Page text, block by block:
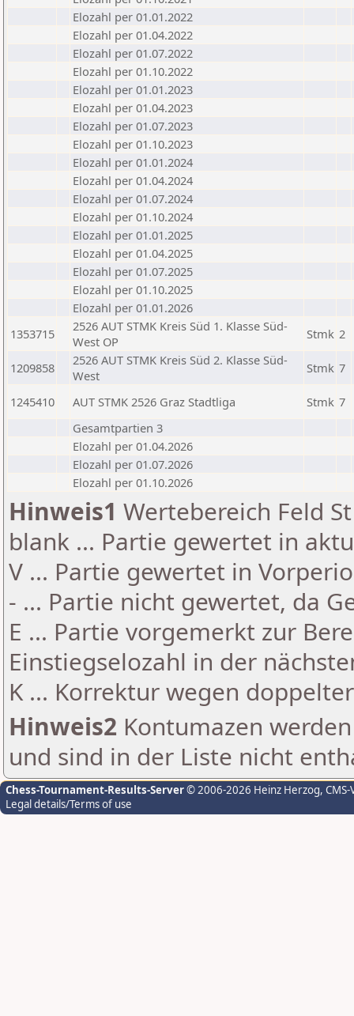
Elozahl per 01.01.2022
Elozahl per 01.04.2022
Elozahl per 01.07.2022
Elozahl per 01.10.2022
Elozahl per 01.01.2023
Elozahl per 01.04.2023
Elozahl per 01.07.2023
Elozahl per 01.10.2023
Elozahl per 01.01.2024
Elozahl per 01.04.2024
Elozahl per 01.07.2024
Elozahl per 01.10.2024
Elozahl per 01.01.2025
Elozahl per 01.04.2025
Elozahl per 01.07.2025
Elozahl per 01.10.2025
Elozahl per 01.01.2026
1353715
2526 AUT STMK Kreis Süd 1. Klasse Süd-
West OP
Stmk 2
1209858
2526 AUT STMK Kreis Süd 2. Klasse Süd-
West
Stmk 7
1245410 AUT STMK 2526 Graz Stadtliga Stmk 7
Gesamtpartien 3
Elozahl per 01.04.2026
Elozahl per 01.07.2026
Elozahl per 01.10.2026
Hinweis1 Wertebereich Feld
blank ... Partie gewertet in
V ... Partie gewertet in
- ... Partie nicht gewertet, da
E ... Partie vorgemerkt zur
Einstiegselozahl in der
K ... Korrektur wegen
Hinweis2 Kontumazen
und sind in der Liste nicht
Chess-Tournament-Results-Server© 2006-2026 Heinz Herzog,
Legal details/Terms of use